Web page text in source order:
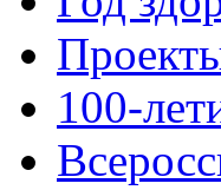
100-